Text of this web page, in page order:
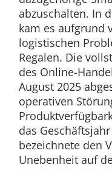
abzuschalten. In
kam es aufgrund
logistischen
Regalen. Die
des Online-
August 2025
operativen
das
bezeichnete den
Unebenheit auf